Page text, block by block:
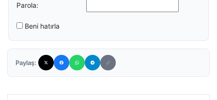
Parola:
Beni hatırla
Paylaş: